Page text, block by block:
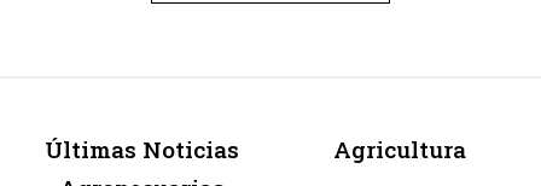
Últimas Noticias
Agricultura